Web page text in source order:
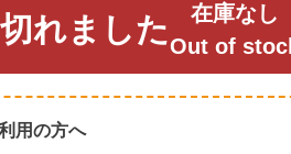
れました
在庫なし
Out of
用の方へ